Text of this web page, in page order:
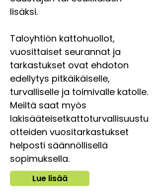
lisäksi.
Taloyhtiön kattohuollot,
vuosittaiset seurannat ja
tarkastukset ovat ehdoton
edellytys pitkäikäiselle,
turvalliselle ja toimivalle katolle.
Meiltä saat myös
lakisääteisetkattoturvallisuustu
otteiden vuositarkastukset
helposti säännöllisellä
sopimuksella.
Lue lisää